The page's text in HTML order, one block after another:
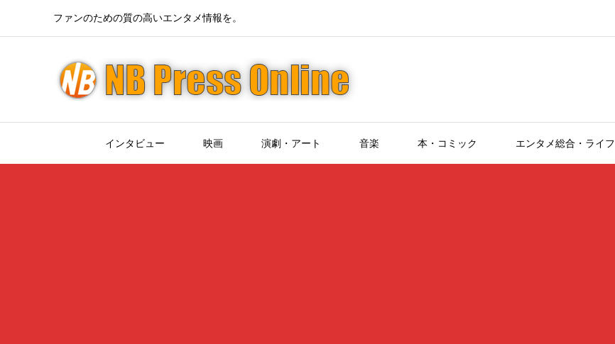
ファンのための質の高いエンタメ情報を。
インタビュー 映画 演劇・アート 音楽 本・コミック エンタメ総合・ライフ